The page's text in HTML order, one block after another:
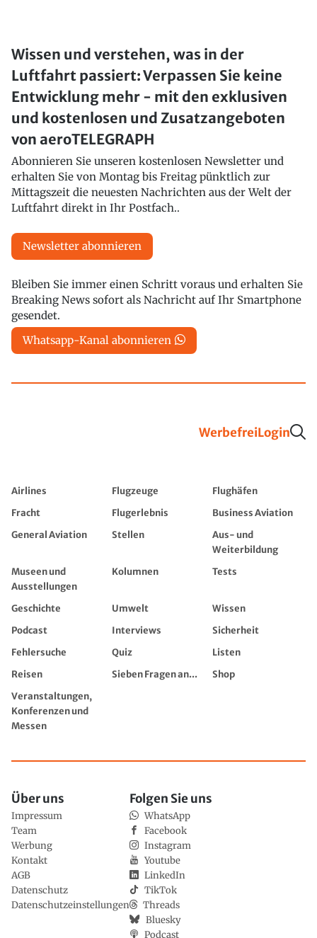
Wissen und verstehen, was in der
Luftfahrt passiert: Verpassen Sie keine
Entwicklung mehr - mit den exklusiven
und kostenlosen und Zusatzangeboten
von aeroTELEGRAPH
Abonnieren Sie unseren kostenlosen Newsletter und
erhalten Sie von Montag bis Freitag pünktlich zur
Mittagszeit die neuesten Nachrichten aus der Welt der
Luftfahrt direkt in Ihr Postfach..
Newsletter abonnieren
Bleiben Sie immer einen Schritt voraus und erhalten Sie
Breaking News sofort als Nachricht auf Ihr Smartphone
gesendet.
Whatsapp-Kanal abonnieren
WerbefreiLogin
Airlines Flugzeuge
Flughäfen
Fracht
Flugerlebnis
Business Aviation
General Aviation
Stellen
Aus- und
Weiterbildung
Museen und
Ausstellungen
Kolumnen Tests
Geschichte Umwelt
Wissen
Podcast
Interviews
Sicherheit
Fehlersuche
Quiz
Listen
Reisen
Sieben Fragen an...
Shop
Veranstaltungen,
Konferenzen und
Messen
Über uns
Impressum
Team
Werbung
Kontakt
AGB
Datenschutz
Datenschutzeinstellungen
Folgen Sie uns
WhatsApp
Facebook
Instagram
Youtube
LinkedIn
TikTok
Threads
Bluesky
Podcast